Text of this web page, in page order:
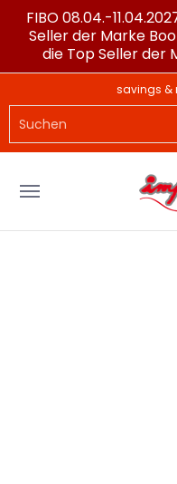
Zum Hauptinhalt springen
FIBO 08.04.-
Seller der Marke
die Top Seller der
LAGERWAREsavings &